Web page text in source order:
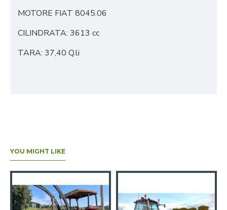
MOTORE FIAT 8045.06
CILINDRATA: 3613 cc
TARA: 37,40 Q.li
YOU MIGHT LIKE